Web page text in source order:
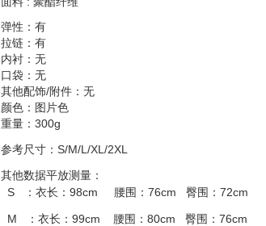
弹性：有
拉链：有
内衬：无
口袋：无
其他配饰/附件：无
颜色：图片色
重量：300g
参考尺寸：S/M/L/XL/2XL
其他数据平放测量：
S ： 衣长：98cm 腰围：76cm 臀围 ：72cm
M ： 衣长：99cm 腰围：80cm 臀围 ：76cm